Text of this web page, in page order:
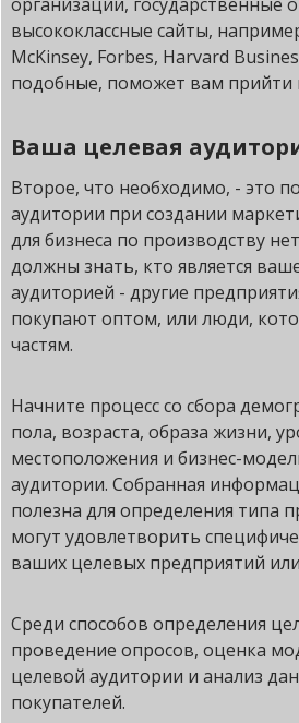
высококлассные сайты,
McKinsey, Forbes, Harvard
подобные, поможет вам прийти
Ваша целевая
Второе, что необходимо, - это
аудитории при создании
для бизнеса по производству
должны знать, кто является
аудиторией - другие
покупают оптом, или люди,
частям.
Начните процесс со сбора
пола, возраста, образа жизни,
местоположения и бизнес-
аудитории. Собранная
полезна для определения типа
могут удовлетворить
ваших целевых предприятий
Среди способов определения
проведение опросов, оценка
целевой аудитории и анализ
покупателей.